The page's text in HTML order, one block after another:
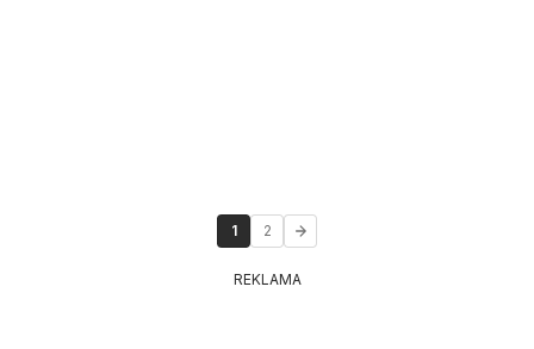
1 2
REKLAMA